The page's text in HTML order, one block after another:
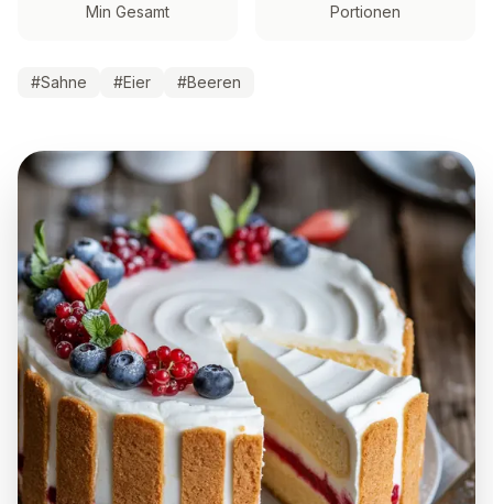
Min Gesamt Portionen
#Sahne #Eier #Beeren